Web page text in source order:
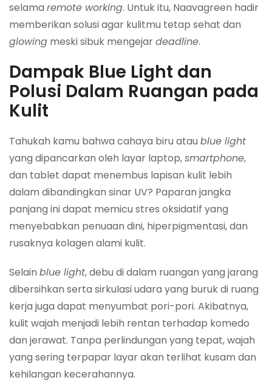
selama remote working. Untuk itu, Naavagreen hadir
memberikan solusi agar kulitmu tetap sehat dan
glowing meski sibuk mengejardeadline.
Dampak Blue Light dan
Polusi Dalam Ruangan pada
Kulit
Tahukah kamu bahwa cahaya biru atau blue light
yang dipancarkan oleh layar laptop,smartphone,
dan tablet dapat menembus lapisan kulit lebih
dalam dibandingkan sinar UV? Paparan jangka
panjang ini dapat memicu stres oksidatif yang
menyebabkan penuaan dini, hiperpigmentasi, dan
rusaknya kolagen alami kulit.
Selain blue light, debu di dalam ruangan yang jarang
dibersihkan serta sirkulasi udara yang buruk di ruang
kerja juga dapat menyumbat pori-pori. Akibatnya,
kulit wajah menjadi lebih rentan terhadap komedo
dan jerawat. Tanpa perlindungan yang tepat, wajah
yang sering terpapar layar akan terlihat kusam dan
kehilangan kecerahannya.